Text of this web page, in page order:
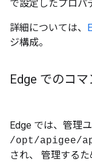
で設定したプロパ
詳細については、
ジ構成。
Edge でのコ
Edge では、管理
/opt/apigee/
され、 管理するた